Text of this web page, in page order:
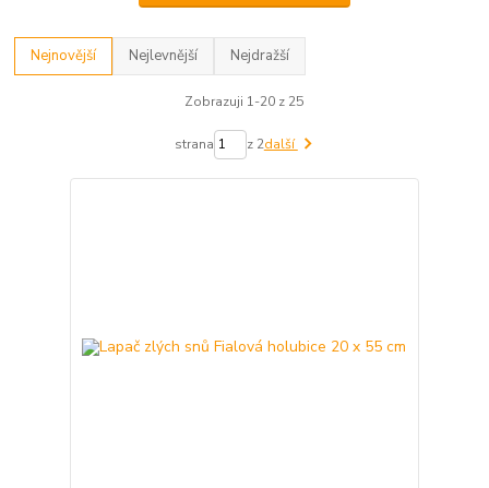
Nejnovější Nejlevnější Nejdražší
Zobrazuji 1-20 z 25
strana z 2další